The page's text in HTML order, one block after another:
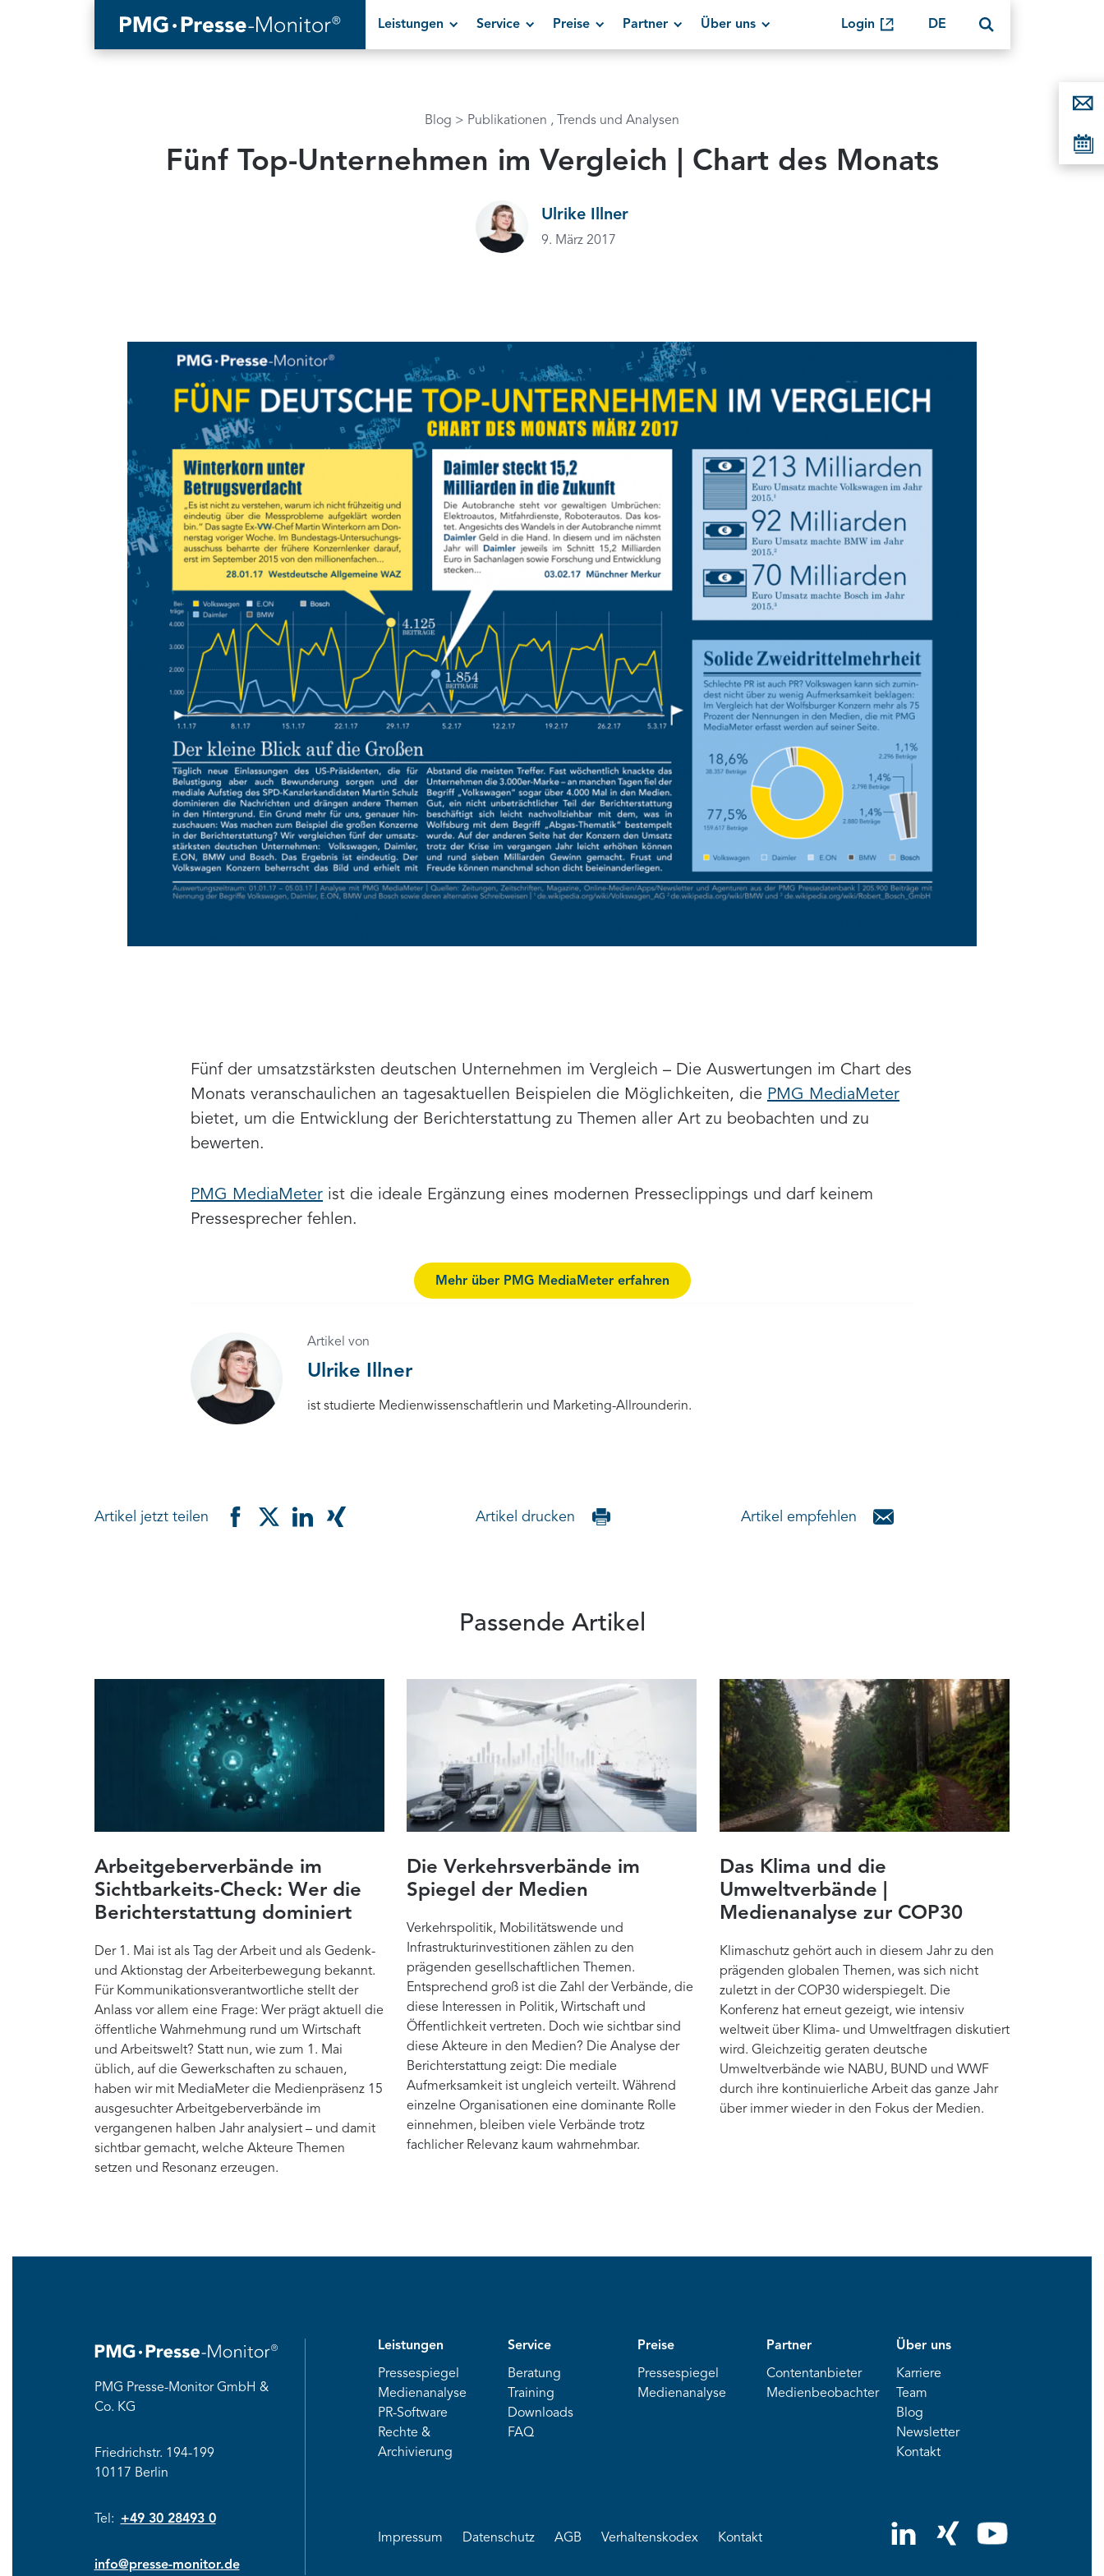
Leistungen Service Preise Partner Über uns Login DE
Blog Publikationen Trends und Analysen
Fünf Top-Unternehmen im Vergleich | Chart des Monats
Ulrike Illner
9. März 2017
Fünf der umsatzstärksten deutschen Unternehmen im Vergleich – Die Auswertungen im Chart des
Monats veranschaulichen an tagesaktuellen Beispielen die Möglichkeiten, die PMG MediaMeter
bietet, um die Entwicklung der Berichterstattung zu Themen aller Art zu beobachten und zu
bewerten.
PMG MediaMeter ist die ideale Ergänzung eines modernen Presseclippings und darf keinem
Pressesprecher fehlen.
Mehr über PMG MediaMeter erfahren
Artikel von
Ulrike Illner
ist studierte Medienwissenschaftlerin und Marketing-Allrounderin.
Artikel jetzt teilen Artikel drucken Artikel empfehlen
Passende Artikel
Arbeitgeberverbände im
Sichtbarkeits-Check: Wer die
Berichterstattung dominiert
Der 1. Mai ist als Tag der Arbeit und als Gedenk-
und Aktionstag der Arbeiterbewegung bekannt.
Für Kommunikationsverantwortliche stellt der
Anlass vor allem eine Frage: Wer prägt aktuell die
öffentliche Wahrnehmung rund um Wirtschaft
und Arbeitswelt? Statt nun, wie zum 1. Mai
üblich, auf die Gewerkschaften zu schauen,
haben wir mit MediaMeter die Medienpräsenz 15
ausgesuchter Arbeitgeberverbände im
vergangenen halben Jahr analysiert – und damit
sichtbar gemacht, welche Akteure Themen
setzen und Resonanz erzeugen.
Die Verkehrsverbände im
Spiegel der Medien
Verkehrspolitik, Mobilitätswende und
Infrastrukturinvestitionen zählen zu den
prägenden gesellschaftlichen Themen.
Entsprechend groß ist die Zahl der Verbände, die
diese Interessen in Politik, Wirtschaft und
Öffentlichkeit vertreten. Doch wie sichtbar sind
diese Akteure in den Medien? Die Analyse der
Berichterstattung zeigt: Die mediale
Aufmerksamkeit ist ungleich verteilt. Während
einzelne Organisationen eine dominante Rolle
einnehmen, bleiben viele Verbände trotz
fachlicher Relevanz kaum wahrnehmbar.
Das Klima und die
Umweltverbände |
Medienanalyse zur COP30
Klimaschutz gehört auch in diesem Jahr zu den
prägenden globalen Themen, was sich nicht
zuletzt in der COP30 widerspiegelt. Die
Konferenz hat erneut gezeigt, wie intensiv
weltweit über Klima- und Umweltfragen diskutiert
wird. Gleichzeitig geraten deutsche
Umweltverbände wie NABU, BUND und WWF
durch ihre kontinuierliche Arbeit das ganze Jahr
über immer wieder in den Fokus der Medien.
PMG Presse-Monitor GmbH &
Co. KG
Friedrichstr. 194-199
10117 Berlin
Tel: +49 30 28493 0
info@presse-monitor.de
Leistungen
Pressespiegel
Medienanalyse
PR-Software
Rechte &
Archivierung
Service
Beratung
Training
Downloads
FAQ
Preise
Pressespiegel
Medienanalyse
Partner
Contentanbieter
Medienbeobachter
Über uns
Karriere
Team
Blog
Newsletter
Kontakt
Impressum Datenschutz AGB Verhaltenskodex Kontakt